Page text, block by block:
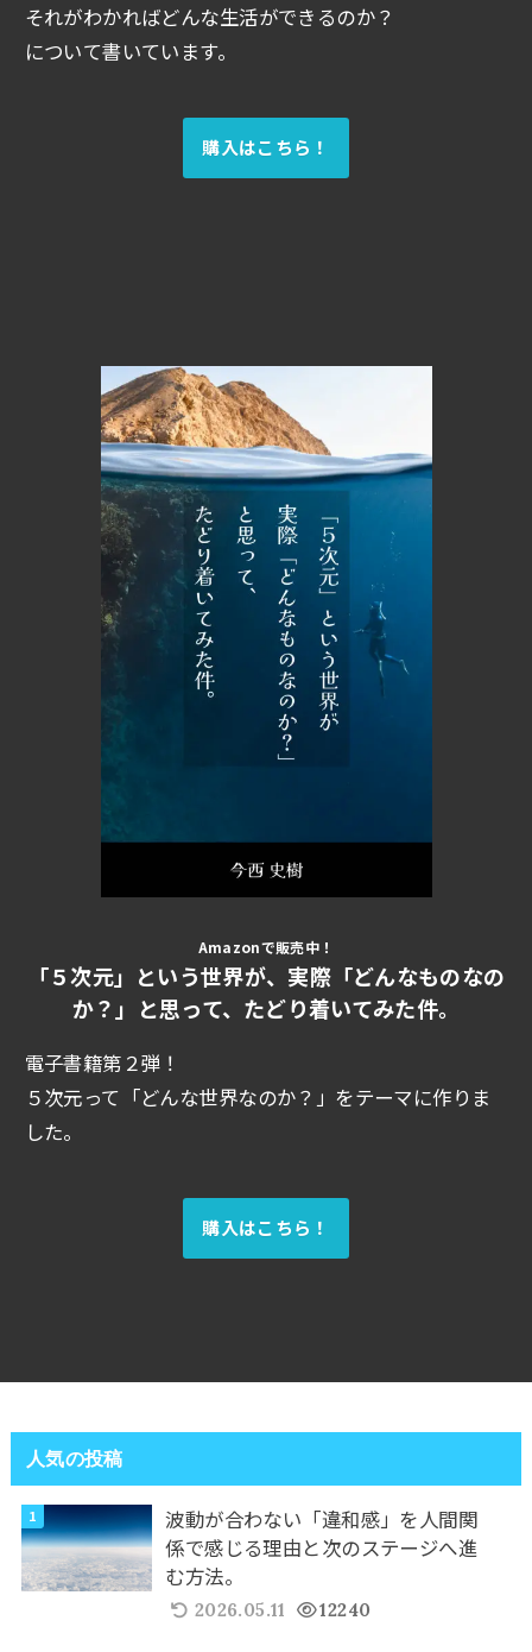
それがわかればどんな生活ができるのか？
について書いています。
購入はこちら！
Amazonで販売中！
「５次元」という世界が、実際「どんなものなの
か？」と思って、たどり着いてみた件。
電子書籍第２弾！
５次元って「どんな世界なのか？」をテーマに作りま
した。
購入はこちら！
人気の投稿
波動が合わない「違和感」を人間関
係で感じる理由と次のステージへ進
む方法。
2026.05.11 12240